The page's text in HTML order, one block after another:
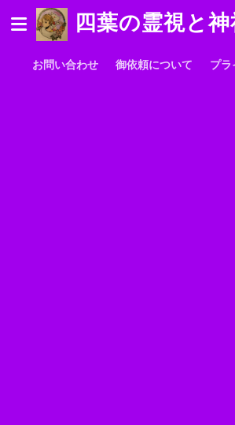
四葉の霊視と
お問い合わせ 御依頼について プラ